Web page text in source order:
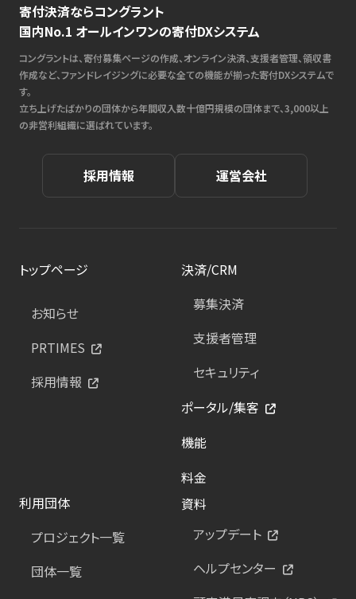
寄付決済ならコングラント
国内No.1 オールインワンの寄付DXシステム
コングラントは、寄付募集ページの作成、オンライン決済、支援者管理、領収書
作成など、ファンドレイジングに必要な全ての機能が揃った寄付DXシステムで
す。
立ち上げたばかりの団体から年間収入数十億円規模の団体まで、3,000以上
の非営利組織に選ばれています。
採用情報 運営会社
トップページ
お知らせ
PRTIMES
採用情報
決済/CRM
募集決済
支援者管理
セキュリティ
ポータル/集客
機能
料金
利用団体
プロジェクト一覧
団体一覧
資料
アップデート
ヘルプセンター